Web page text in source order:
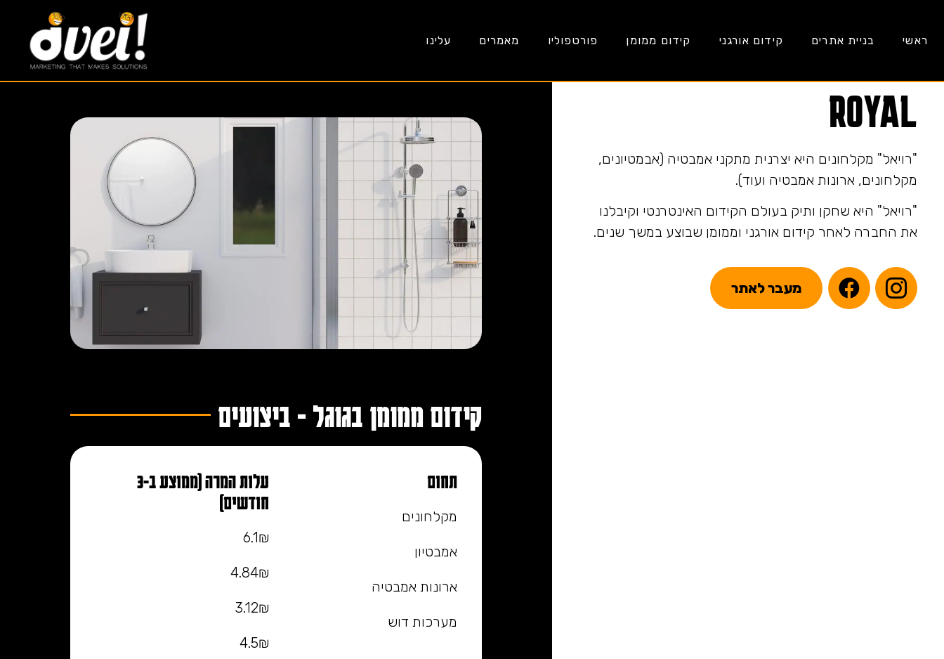
ראשי בניית אתרים קידום אורגני קידום ממומן פורטפוליו מאמרים עלינו
ROYAL
"רויאל" מקלחונים היא יצרנית מתקני אמבטיה (אבמטיונים,
מקלחונים, ארונות אמבטיה ועוד).
"רויאל" היא שחקן ותיק בעולם הקידום האינטרנטי וקיבלנו
את החברה לאחר קידום אורגני וממומן שבוצע במשך שנים.
מעבר לאתר
קידום ממומן בגוגל - ביצועים
תחום
מקלחונים
אמבטיון
ארונות אמבטיה
מערכות דוש
עלות המרה (ממוצע ב-3
חודשים)
6.1₪
4.84₪
3.12₪
4.5₪